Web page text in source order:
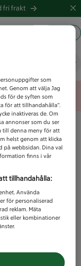
fri frakt
som
Genom att välja Jag
för de syften som
för att tillhandahålla”.
inaktiveras de. Om
annonser som du ser
till denna meny för att
helst genom att klicka
på webbsidan. Dina val
finns i vår
tillhandahålla:
Använda
för personaliserad
reklam. Mäta
eller kombinationer